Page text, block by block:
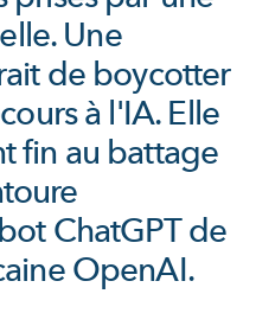
Une
de boycotter
à l'IA. Elle
fin au battage
ChatGPT de
OpenAI.